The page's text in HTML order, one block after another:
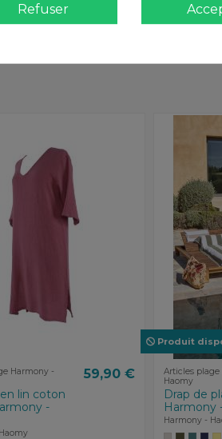
Harmony -
lin coton
-
59,90 €
Produit
Articles plage
Haomy
Drap de
Harmony
Harmony -
Refuser